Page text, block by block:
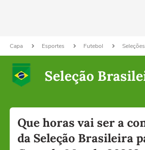
Capa Esportes Futebol Seleções
Seleção
Que horas vai ser a
da Seleção Brasileira